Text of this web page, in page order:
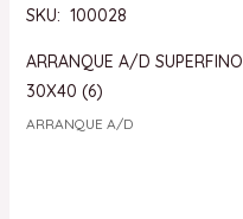
SKU: 100028
ARRANQUE A/D SUPERFINO
30X40 (6)
ARRANQUE A/D